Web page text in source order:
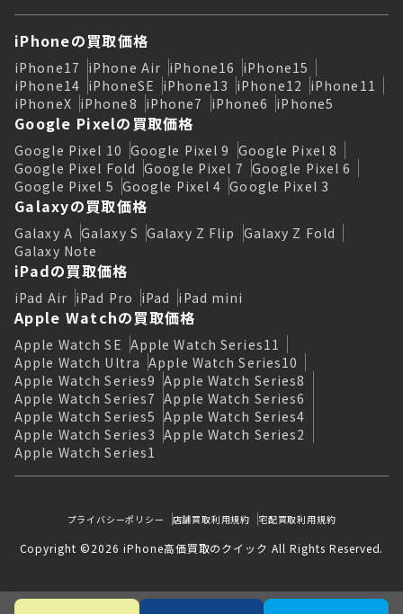
iPhoneの買取価格
iPhone17 iPhone Air iPhone16 iPhone15
iPhone14 iPhoneSE iPhone13 iPhone12 iPhone11
iPhoneX iPhone8 iPhone7 iPhone6 iPhone5
Google Pixelの買取価格
Google Pixel 10 Google Pixel 9 Google Pixel 8
Google Pixel Fold Google Pixel 7 Google Pixel 6
Google Pixel 5 Google Pixel 4 Google Pixel 3
Galaxyの買取価格
Galaxy A Galaxy S Galaxy Z Flip Galaxy Z Fold
Galaxy Note
iPadの買取価格
iPad Air iPad Pro iPad iPad mini
Apple Watchの買取価格
Apple Watch SE Apple Watch Series11
Apple Watch Ultra Apple Watch Series10
Apple Watch Series9 Apple Watch Series8
Apple Watch Series7 Apple Watch Series6
Apple Watch Series5 Apple Watch Series4
Apple Watch Series3 Apple Watch Series2
Apple Watch Series1
プライバシーポリシー 店舗買取利用規約 宅配買取利用規約
Copyright ©2026 iPhone高価買取のクイック All Rights Reserved.